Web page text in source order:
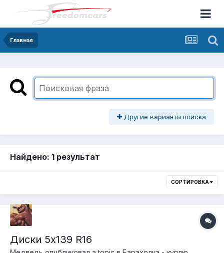
Главная
Другие варианты поиска
Найдено: 1 результат
СОРТИРОВКА
Диски 5х139 R16